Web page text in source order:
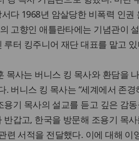
다 1968년 암살당한 비폭력 인권
고향인 애틀란타에는 기념관이
터 킹주니어 재단 대표를 맡고
목사는 버니스 킹 목사와 환담을
버니스 킹 목사는 “세계에서 존경
기 목사의 설교를 듣고 깊은 감
갑고, 한국을 방문해 조용기 목사
련 서적을 전달했다. 이에 대해 이